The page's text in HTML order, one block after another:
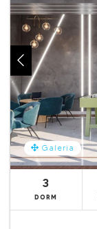
Galeria
3
DORM